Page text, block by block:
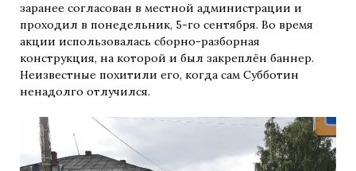
заранее согласован в местной администрации и
проходил в понедельник, 5-го сентября. Во время
акции использовалась сборно-разборная
конструкция, на которой и был закреплён баннер.
Неизвестные похитили его, когда сам Субботин
ненадолго отлучился.